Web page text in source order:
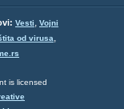
Vesti, Vojni
od virusa,
is licensed